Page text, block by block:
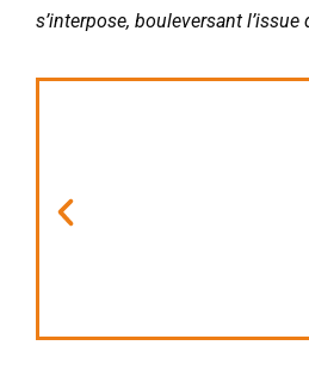
s’interpose, bouleversant